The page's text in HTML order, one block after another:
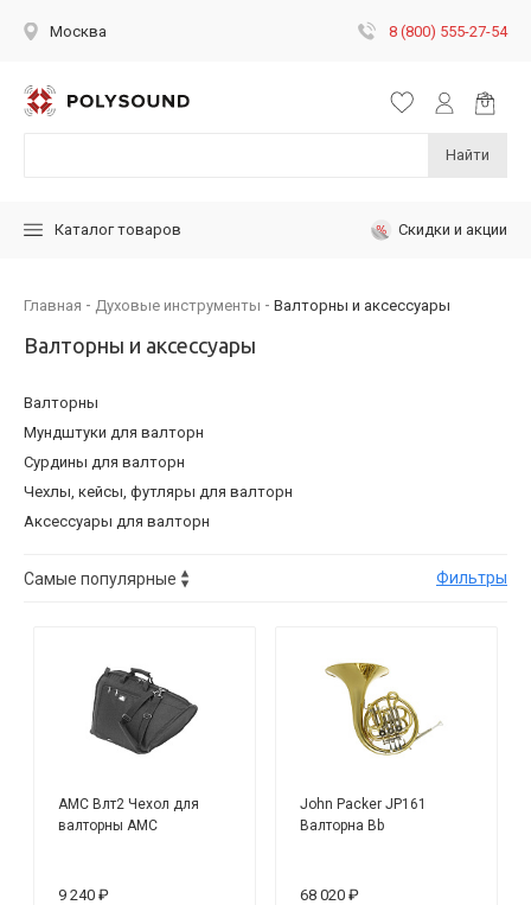
Москва 8 (800) 555-27-54
Найти
Каталог товаров Скидки и акции
Главная Духовые инструменты Валторны и аксессуары
Валторны и аксессуары
Валторны
Мундштуки для валторн
Сурдины для валторн
Чехлы, кейсы, футляры для валторн
Аксессуары для валторн
Фильтры
AMC Влт2 Чехол для
валторны АМС
9 240 ₽
John Packer JP161
Валторна Bb
68 020 ₽